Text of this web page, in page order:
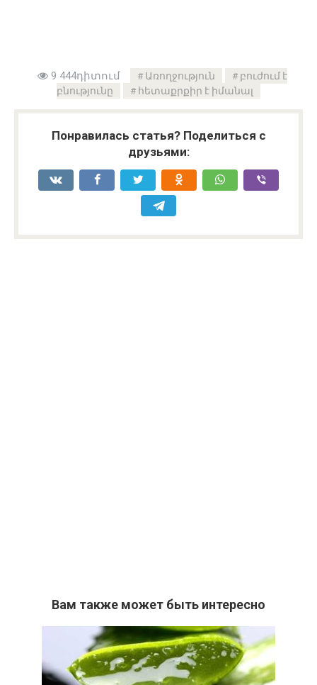
9 444դիտում Առողջություն
բուժում է
բնությունը
հետաքրքիր է իմանալ
Понравилась статья? Поделиться с
друзьями:
Вам также может быть интересно